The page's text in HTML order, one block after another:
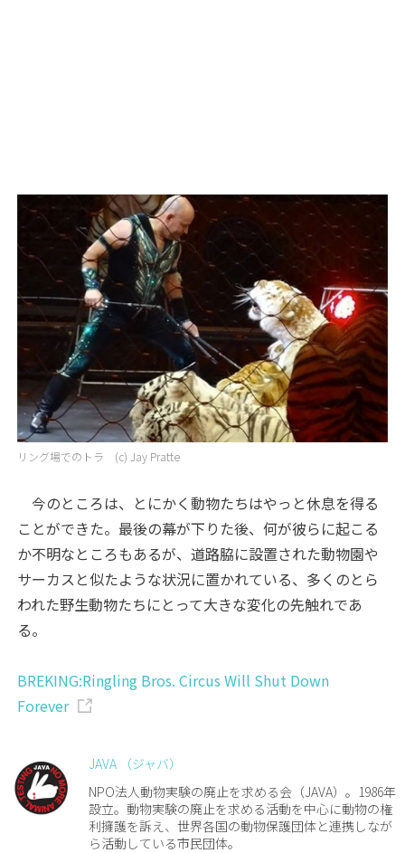
リング場でのトラ (c) Jay Pratte
今のところは、とにかく動物たちはやっと休息を得る
ことができた。最後の幕が下りた後、何が彼らに起こる
か不明なところもあるが、道路脇に設置された動物園や
サーカスと似たような状況に置かれている、多くのとら
われた野生動物たちにとって大きな変化の先触れであ
る。
BREKING:Ringling Bros. Circus Will Shut Down
Forever
JAVA （ジャバ）
NPO法人動物実験の廃止を求める会（JAVA）。1986年
設立。動物実験の廃止を求める活動を中心に動物の権
利擁護を訴え、世界各国の動物保護団体と連携しなが
ら活動している市民団体。